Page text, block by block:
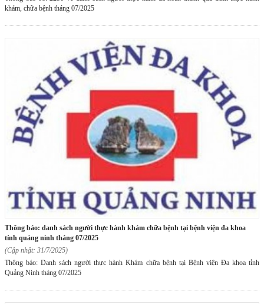
khám, chữa bệnh tháng 07/2025
thông báo: danh sách người thực hành khám chữa bệnh tại bệnh viện đa khoa
tỉnh quảng ninh tháng 07/2025
(Cập nhật: 31/7/2025)
Thông báo: Danh sách người thực hành Khám chữa bệnh tại Bệnh viện Đa khoa tỉnh
Quảng Ninh tháng 07/2025